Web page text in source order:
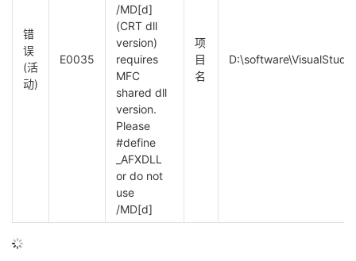
注
验
收
藏
议
错
误
(活
动)
E0035
/MD[d]
(CRT dll
version)
requires
MFC
shared dll
version.
Please
#define
_AFXDLL
or do not
use
/MD[d]
项
目
名